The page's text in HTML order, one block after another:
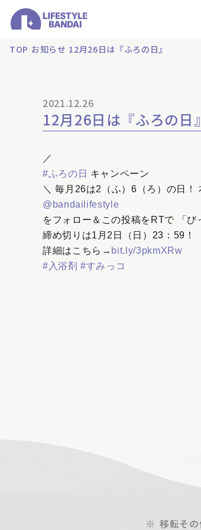
TOP お知らせ 12月26日は『ふろの日』
2021.12.26
12月26日は『ふろの日』
／
#ふろの日 キャンペーン
＼ 毎月26は2（ふ）6（ろ）の日
@bandailifestyle
をフォロー＆この投稿をRTで 「
締め切りは1月2日（日）23：59！
詳細はこちら→ bit.ly/3pkmXRw
#入浴剤 #すみっコ
※ 移転そ